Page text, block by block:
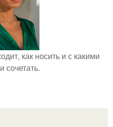
как носить и с какими
сочетать.